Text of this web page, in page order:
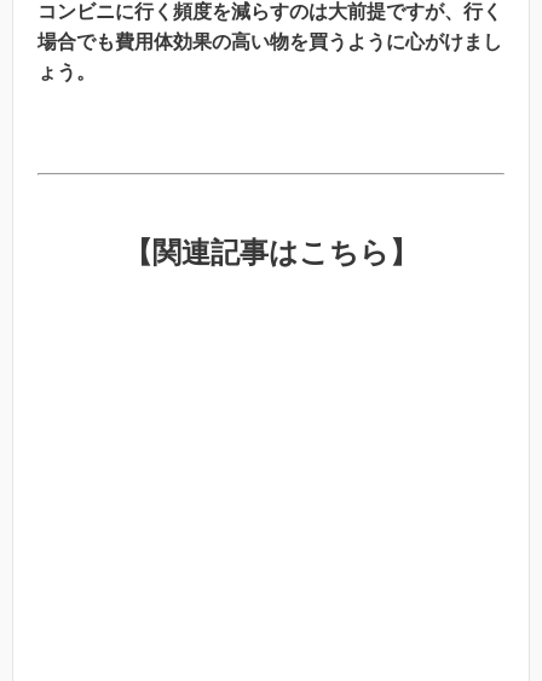
コンビニに行く頻度を減らすのは大前提ですが、行く
場合でも費用体効果の高い物を買うように心がけまし
ょう。
【関連記事はこちら】